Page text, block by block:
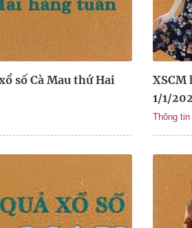
số Cà Mau thứ Hai
XSCM
1/1/
Thông